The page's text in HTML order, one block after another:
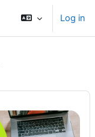
Log in